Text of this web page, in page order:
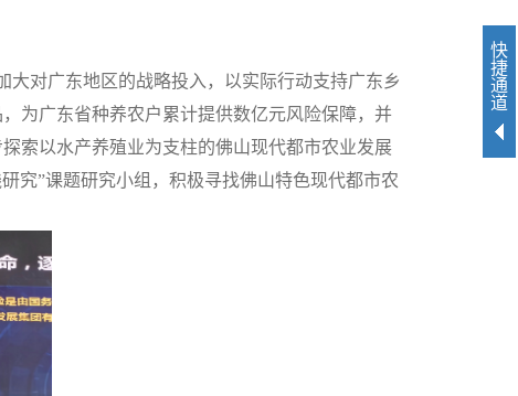
对广东地区的战略投入，以实际行动支持广东乡
为广东省种养农户累计提供数亿元风险保障，并
索以水产养殖业为支柱的佛山现代都市农业发展
究”课题研究小组，积极寻找佛山特色现代都市农
快
捷
通
道